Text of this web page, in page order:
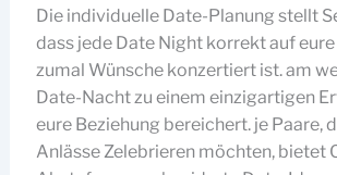
Die individuelle Date-Planung stellt
dass jede Date Night korrekt auf
zumal Wünsche konzertiert ist. am
Date-Nacht zu einem einzigartigen
eure Beziehung bereichert. je Paare,
Anlässe Zelebrieren möchten, bietet